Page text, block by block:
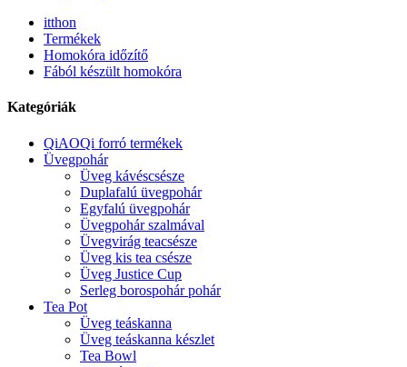
itthon
Termékek
Homokóra időzítő
Fából készült homokóra
Kategóriák
QiAOQi forró termékek
Üvegpohár
Üveg kávéscsésze
Duplafalú üvegpohár
Egyfalú üvegpohár
Üvegpohár szalmával
Üvegvirág teacsésze
Üveg kis tea csésze
Üveg Justice Cup
Serleg borospohár pohár
Tea Pot
Üveg teáskanna
Üveg teáskanna készlet
Tea Bowl